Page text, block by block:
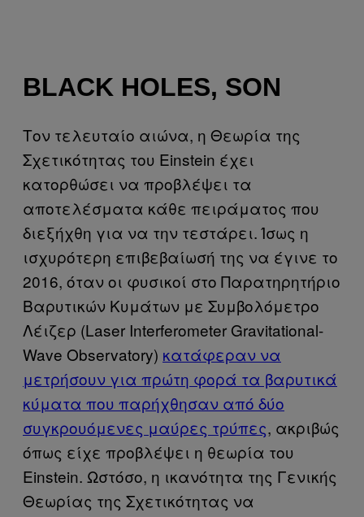
BLACK HOLES, SON
Τον τελευταίο αιώνα, η Θεωρία της
Σχετικότητας του Einstein έχει
κατορθώσει να προβλέψει τα
αποτελέσματα κάθε πειράματος που
διεξήχθη για να την τεστάρει. Ίσως η
ισχυρότερη επιβεβαίωσή της να έγινε το
2016, όταν οι φυσικοί στο Παρατηρητήριο
Βαρυτικών Κυμάτων με Συμβολόμετρο
Λέιζερ (Laser Interferometer Gravitational-
Wave Observatory) κατάφεραν να
μετρήσουν για πρώτη φορά τα βαρυτικά
κύματα που παρήχθησαν από δύο
συγκρουόμενες μαύρες τρύπες, ακριβώς
όπως είχε προβλέψει η θεωρία του
Einstein. Ωστόσο, η ικανότητα της Γενικής
Θεωρίας της Σχετικότητας να